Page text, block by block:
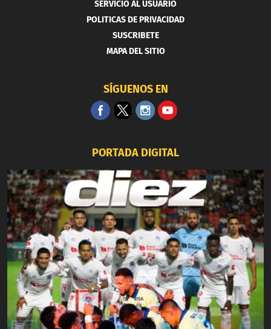
SERVICIO AL USUARIO
POLITICAS DE PRIVACIDAD
SUSCRIBETE
MAPA DEL SITIO
SÍGUENOS EN
PORTADA DIGITAL